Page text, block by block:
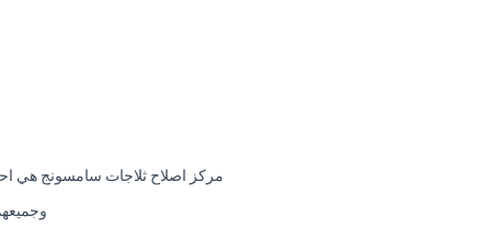
مركز اصلاح ثلاجات سامسونج هي